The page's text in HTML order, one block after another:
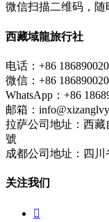
微信扫描二维码，随
西藏域龍旅行社
电话：+86
微信：+86
WhatsApp：+86
邮箱：
拉萨公司地址：西藏
號
成都公司地址：四
关注我们
